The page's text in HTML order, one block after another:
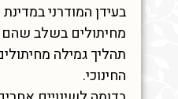
בעידן המודרני
מחיתולים בשלב שהם
תהליך גמילה
החינוכי.